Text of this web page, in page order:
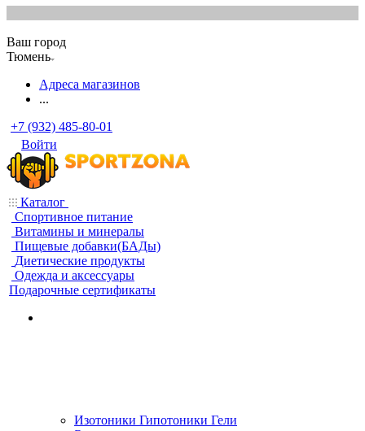
Ваш город
Тюмень
Адреса магазинов
...
+7 (932) 485-80-01
Войти
Каталог
Спортивное питание
Витамины и минералы
Пищевые добавки(БАДы)
Диетические продукты
Одежда и аксессуары
Подарочные сертификаты
Изотоники Гипотоники Гели